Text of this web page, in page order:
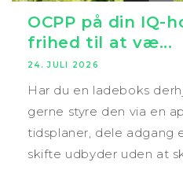
OCPP på din IQ-
frihed til at væ...
24. JULI 2026
Har du en ladeboks
gerne styre den via en
tidsplaner, dele adgang
skifte udbyder uden at